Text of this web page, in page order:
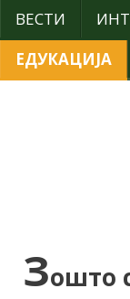
ВЕСТИ
ЕДУКАЦИЈА
Зошто